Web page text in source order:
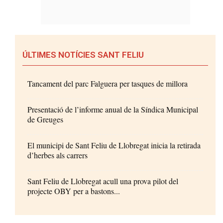
ÚLTIMES NOTÍCIES SANT FELIU
Tancament del parc Falguera per tasques de millora
Presentació de l’informe anual de la Síndica Municipal
de Greuges
El municipi de Sant Feliu de Llobregat inicia la retirada
d’herbes als carrers
Sant Feliu de Llobregat acull una prova pilot del
projecte OBY per a bastons...